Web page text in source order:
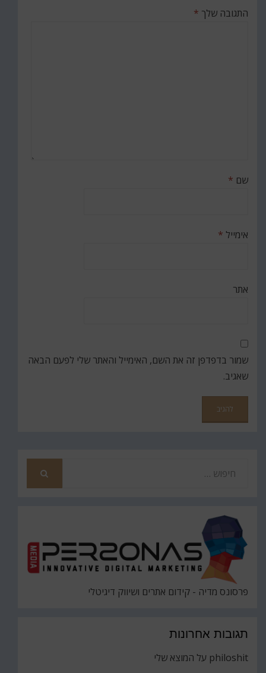
התגובה שלך *
שם *
אימייל *
אתר
שמור בדפדפן זה את השם, האימייל והאתר שלי לפעם הבאה
שאגיב.
פרסונס מדיה - קידום אתרים ושיווק דיגיטלי
תגובות אחרונות
philoshit על המוצא שלי